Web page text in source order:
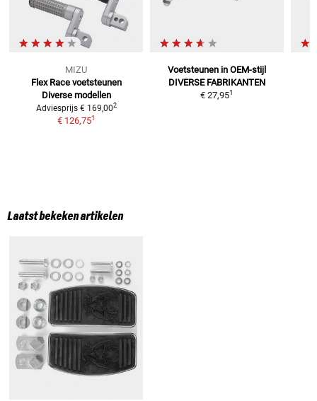
MIZU
Flex Race voetsteunen
Diverse modellen
Adviesprijs € 169,002
€ 126,751
Voetsteunen in OEM-stijl
DIVERSE FABRIKANTEN
€ 27,951
Laatst bekeken artikelen